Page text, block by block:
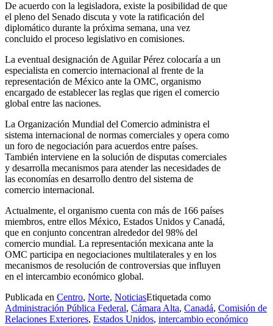
De acuerdo con la legisladora, existe la posibilidad de que
el pleno del Senado discuta y vote la ratificación del
diplomático durante la próxima semana, una vez
concluido el proceso legislativo en comisiones.
La eventual designación de Aguilar Pérez colocaría a un
especialista en comercio internacional al frente de la
representación de México ante la OMC, organismo
encargado de establecer las reglas que rigen el comercio
global entre las naciones.
La Organización Mundial del Comercio administra el
sistema internacional de normas comerciales y opera como
un foro de negociación para acuerdos entre países.
También interviene en la solución de disputas comerciales
y desarrolla mecanismos para atender las necesidades de
las economías en desarrollo dentro del sistema de
comercio internacional.
Actualmente, el organismo cuenta con más de 166 países
miembros, entre ellos México, Estados Unidos y Canadá,
que en conjunto concentran alrededor del 98% del
comercio mundial. La representación mexicana ante la
OMC participa en negociaciones multilaterales y en los
mecanismos de resolución de controversias que influyen
en el intercambio económico global.
Publicada en Centro, Norte, NoticiasEtiquetada como
Administración Pública Federal, Cámara Alta, Canadá, Comisión de
Relaciones Exteriores, Estados Unidos, intercambio económico